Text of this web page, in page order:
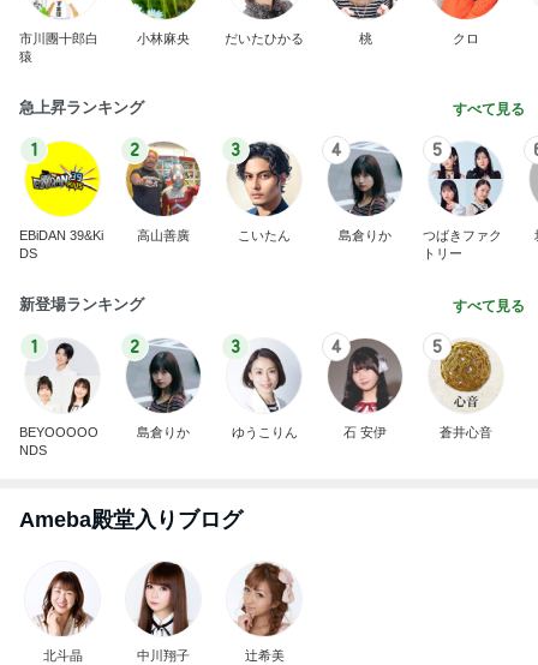
市川團十郎白
猿
小林麻央 だいたひかる 桃 クロ
急上昇ランキング すべて見る
1
EBiDAN 39&Ki
DS
2
高山善廣
3
こいたん
4
島倉りか
5
つばきファク
トリー
新登場ランキング すべて見る
1
BEYOOOOO
NDS
2
島倉りか
3
ゆうこりん
4
石 安伊
5
蒼井心音
Ameba殿堂入りブログ
北斗晶 中川翔子 辻希美